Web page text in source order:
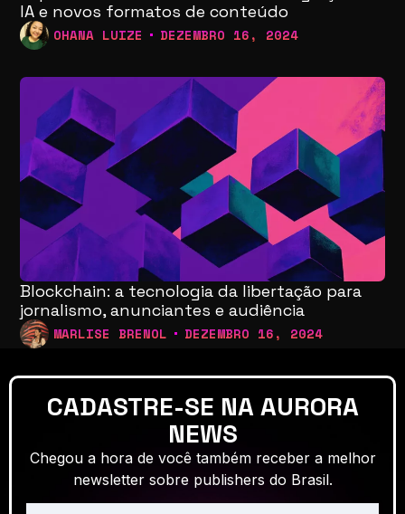
IA e novos formatos de conteúdo
OHANA LUIZE DEZEMBRO 16, 2024
Blockchain: a tecnologia da libertação para
jornalismo, anunciantes e audiência
MARLISE BRENOL DEZEMBRO 16, 2024
CADASTRE-SE NA AURORA
NEWS
Chegou a hora de você também receber a melhor
newsletter sobre publishers do Brasil.